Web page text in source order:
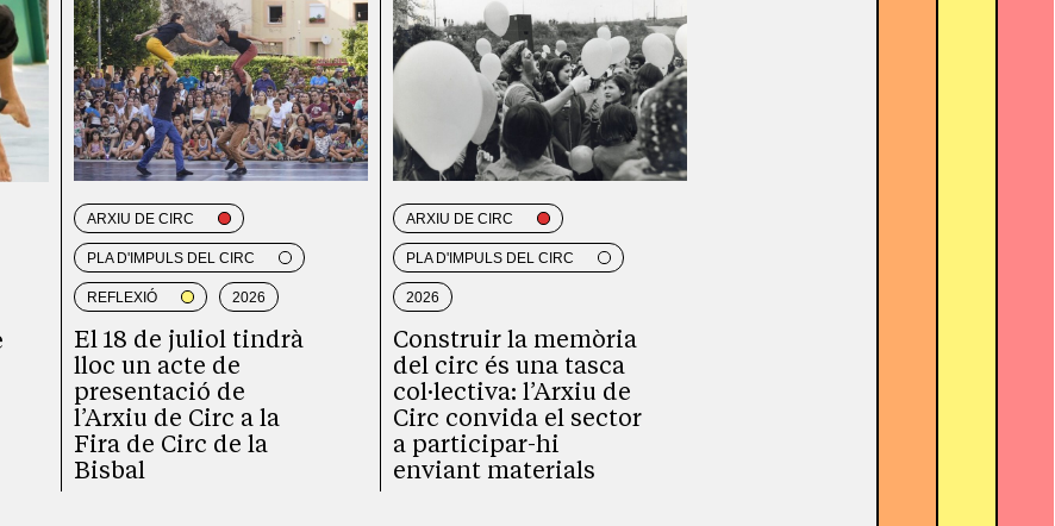
ARXIU DE CIRC
PLA D'IMPULS DEL CIRC
REFLEXIÓ 2026
El 18 de juliol tindrà
lloc un acte de
presentació de
l’Arxiu de Circ a la
Fira de Circ de la
Bisbal
ARXIU DE CIRC
PLA D'IMPULS DEL CIRC
2026
Construir la memòria
del circ és una tasca
col·lectiva: l’Arxiu de
Circ convida el sector
a participar-hi
enviant materials